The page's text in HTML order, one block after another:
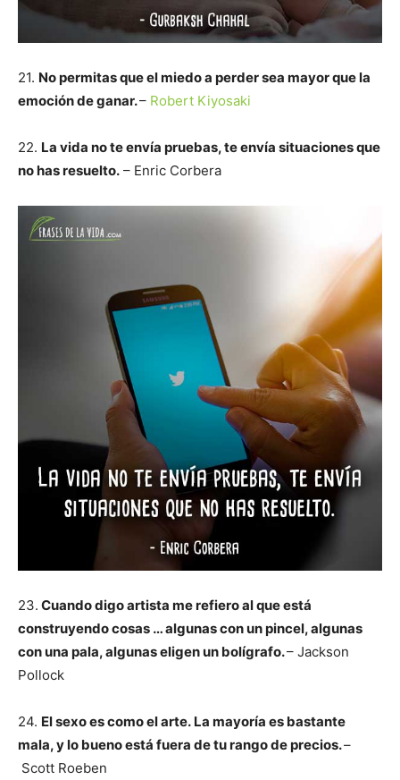
21. No permitas que el miedo a perder sea mayor que la
emoción de ganar.– Robert Kiyosaki
22. La vida no te envía pruebas, te envía situaciones que
no has resuelto. – Enric Corbera
23. Cuando digo artista me refiero al que está
construyendo cosas … algunas con un pincel, algunas
con una pala, algunas eligen un bolígrafo.– Jackson
Pollock
24. El sexo es como el arte. La mayoría es bastante
mala, y lo bueno está fuera de tu rango de precios.–
Scott Roeben